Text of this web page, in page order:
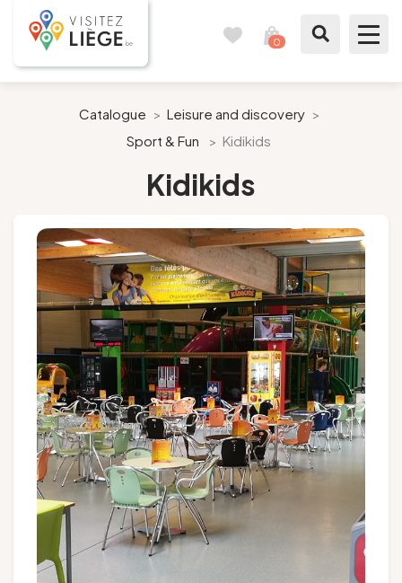
0
Like a citizen of Liège
Our suggestions
City of Liège
Follow us
Presse
Groups and tour operators
Catalogue > Leisure and discovery >
Sport & Fun
> Kidikids
Kidikids